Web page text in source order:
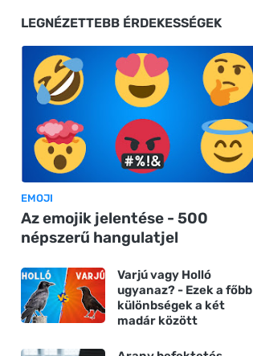
LEGNÉZETTEBB ÉRDEKESSÉGEK
EMOJI
Az emojik jelentése - 500
népszerű hangulatjel
Varjú vagy Holló
ugyanaz? - Ezek a főbb
különbségek a két
madár között